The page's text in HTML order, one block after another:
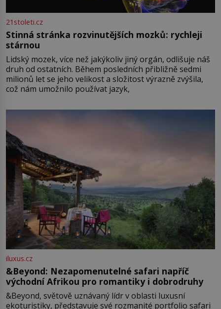
21stoleti.cz
Stinná stránka rozvinutějších mozků: rychleji
stárnou
Lidský mozek, více než jakýkoliv jiný orgán, odlišuje náš
druh od ostatních. Během posledních přibližně sedmi
milionů let se jeho velikost a složitost výrazně zvýšila,
což nám umožnilo používat jazyk,
iluxus.cz
&Beyond: Nezapomenutelné safari napříč
východní Afrikou pro romantiky i dobrodruhy
&Beyond, světově uznávaný lídr v oblasti luxusní
ekoturistiky, představuje své rozmanité portfolio safari